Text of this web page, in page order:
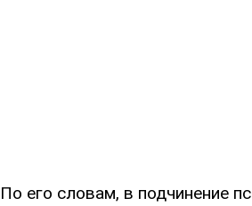
По его словам, в подчинение